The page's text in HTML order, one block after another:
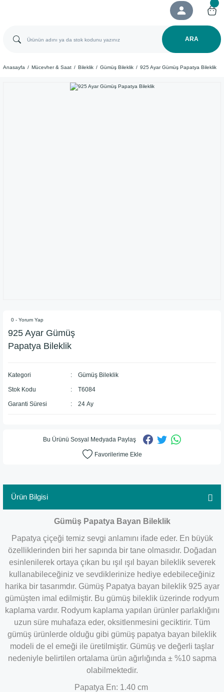
ARA
Anasayfa Mücevher & Saat Bileklik Gümüş Bileklik 925 Ayar Gümüş Papatya Bileklik
0 - Yorum Yap
925 Ayar Gümüş
Papatya Bileklik
Kategori Gümüş Bileklik
Stok Kodu T6084
Garanti Süresi 24 Ay
Bu Ürünü Sosyal Medyada Paylaş
Ürün Bilgisi
Gümüş Papatya Bayan Bileklik
Papatya çiçeği temiz sevgi anlamını ifade eder. En büyük
özelliklerinden biri her sapında bir tane olmasıdır. Doğadan
esinlenilerek ortaya çıkan bu ışıl ışıl bayan bileklik severek
kullanabileceğiniz ve sevdiklerinize hediye edebileceğiniz
harika bir tasarımdır. Gümüş Papatya bayan bileklik 925 ayar
gümüşten imal edilmiştir. Bu gümüş bileklik üzerinde rodyum
kaplama vardır. Rodyum kaplama yapılan ürünler parlaklığını
uzun süre muhafaza eder, oksitlenmesini geciktirir. Tüm
gümüş ürünlerde olduğu gibi gümüş papatya bayan bileklik
modeli de el emeği ile üretilmiştir. Gümüş ve değerli taşlar
nedeniyle belirtilen ortalama ürün ağırlığında ± %10 sapma
olabilmektedir.
Papatya En: 1.40 cm